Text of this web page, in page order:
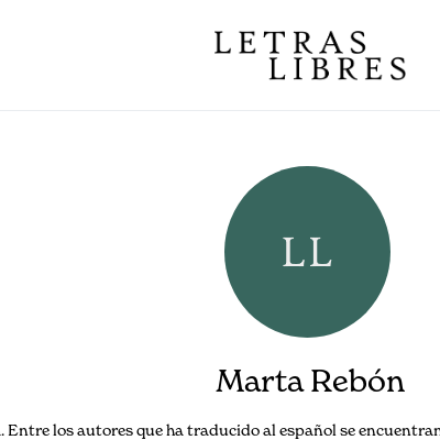
Marta Rebón
Entre los autores que ha traducido al español se